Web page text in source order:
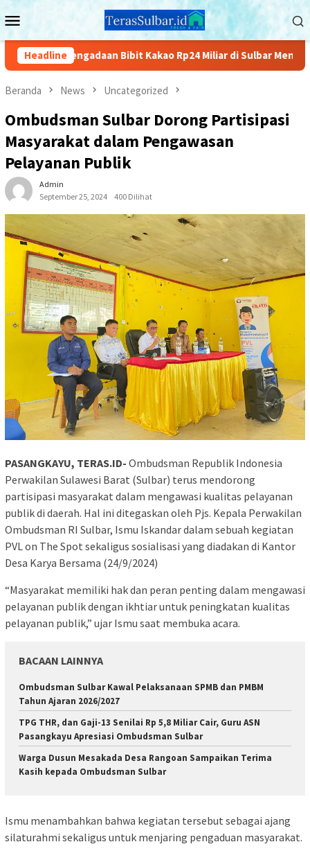
ke
Mobile
Headline
Pengadaan Bibit Kakao Rp24 Miliar di Sulbar Menuai Polemik,
Beranda News Uncategorized
Ombudsman Sulbar Dorong Partisipasi
Masyarakat dalam Pengawasan
Pelayanan Publik
Admin
September 25, 2024
400 Dilihat
PASANGKAYU, TERAS.ID- Ombudsman Republik Indonesia
Perwakilan Sulawesi Barat (Sulbar) terus mendorong
partisipasi masyarakat dalam mengawasi kualitas pelayanan
publik di daerah. Hal ini ditegaskan oleh Pjs. Kepala Perwakilan
Ombudsman RI Sulbar, Ismu Iskandar dalam sebuah kegiatan
PVL on The Spot sekaligus sosialisasi yang diadakan di Kantor
Desa Karya Bersama (24/9/2024)
“Masyarakat memiliki hak dan peran penting dalam mengawasi
pelayanan publik dengan ikhtiar untuk peningkatan kualitas
pelayanan publik,” ujar Ismu saat membuka acara.
BACAAN LAINNYA
Ombudsman Sulbar Kawal Pelaksanaan SPMB dan PMBM
Tahun Ajaran 2026/2027
TPG THR, dan Gaji-13 Senilai Rp 5,8 Miliar Cair, Guru ASN
Pasangkayu Apresiasi Ombudsman Sulbar
Warga Dusun Mesakada Desa Rangoan Sampaikan Terima
Kasih kepada Ombudsman Sulbar
Ismu menambahkan bahwa kegiatan tersebut sebagai ajang
silaturahmi sekaligus untuk menjaring pengaduan masyarakat.